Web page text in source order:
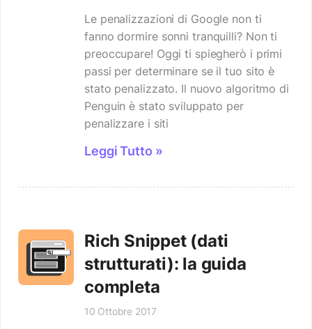
Le penalizzazioni di Google non ti
fanno dormire sonni tranquilli? Non ti
preoccupare! Oggi ti spiegherò i primi
passi per determinare se il tuo sito è
stato penalizzato. Il nuovo algoritmo di
Penguin è stato sviluppato per
penalizzare i siti
Leggi Tutto »
Rich Snippet (dati
strutturati): la guida
completa
10 Ottobre 2017